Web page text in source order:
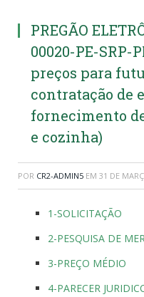
PREGÃO
00020-PE-SRP-
preços para
contratação de
fornecimento
e cozinha)
POR CR2-ADMIN5 EM 31 DE
1-SOLICITAÇÃO
2-PESQUISA DE
3-PREÇO MÉDIO
4-PARECER